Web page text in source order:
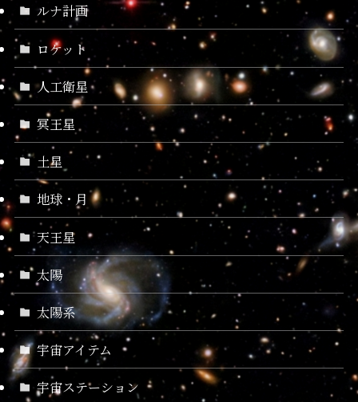
ルナ計画
ロケット
人工衛星
冥王星
土星
地球・月
天王星
太陽
太陽系
宇宙アイテム
宇宙ステーション